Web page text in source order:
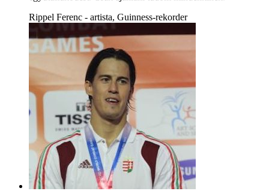
Rippel Ferenc - artista, Guinness-rekorder